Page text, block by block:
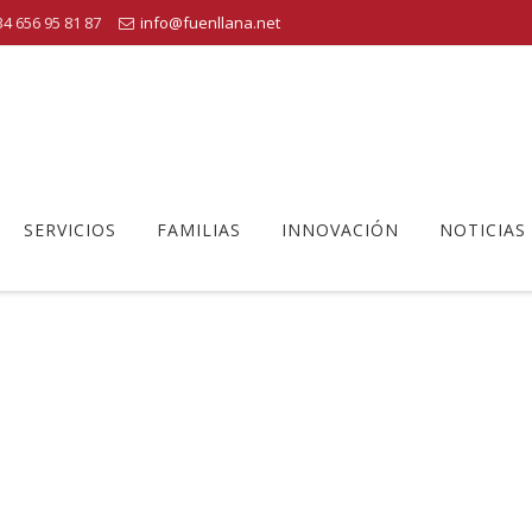
656 95 81 87 info@fuenllana.net
SERVICIOS FAMILIAS INNOVACIÓN NOTICIAS